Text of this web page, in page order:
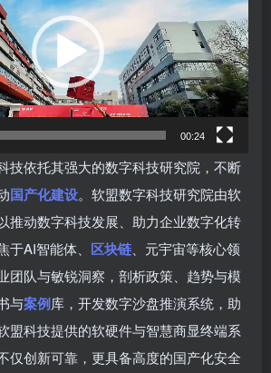
00:24
技依托其强大的数字科技研究院，不断
国产化建设。软盟数字科技研究院由软
推动数字科技发展、助力企业数字化转
AI智能体、 区块链 、元宇宙等核心领
团队与敏锐洞察，剖析政策、趋势与模
与案例库，开发数字沙盘推演系统，助
盟科技提供的软硬件与智慧商显终端系
仅创新可靠，更具备高度的国产化安全